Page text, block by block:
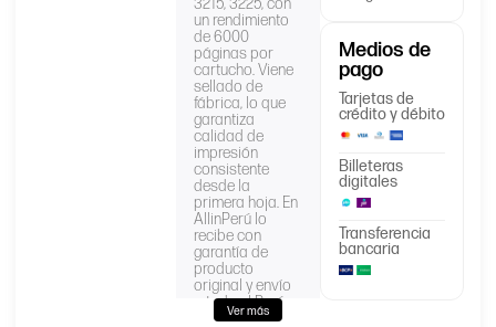
3215, 3225, con
un rendimiento
de 6000
páginas por
cartucho. Viene
sellado de
fábrica, lo que
garantiza
calidad de
impresión
consistente
desde la
primera hoja. En
AllinPerú lo
recibe con
garantía de
producto
original y envío
a todo el Perú.
Ver más
Medios de
pago
Tarjetas de
crédito y débito
Billeteras
digitales
Transferencia
bancaria